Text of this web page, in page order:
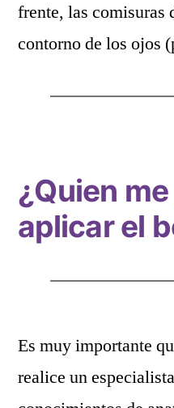
frente, las comisuras
contorno de los ojos
¿Quien
aplicar el
Es muy importante
realice un